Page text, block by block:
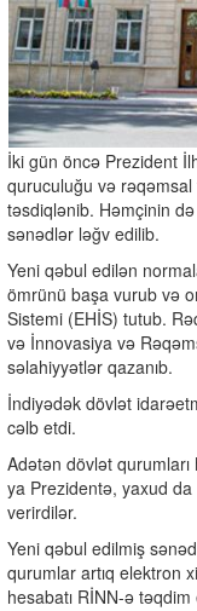
İki gün öncə Prezident
quruculuğu və
təsdiqlənib. Həmçinin
sənədlər ləğv edilib.
Yeni qəbul edilən
ömrünü başa vurub və
Sistemi (EHİS) tutub.
və İnnovasiya və
səlahiyyətlər qazanıb.
İndiyədək dövlət
cəlb etdi.
Adətən dövlət
ya Prezidentə, yaxud
verirdilər.
Yeni qəbul edilmiş
qurumlar artıq elektron
hesabatı RİNN-ə